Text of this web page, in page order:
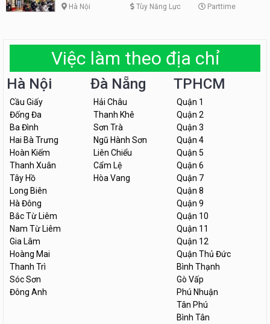
Hà Nội Tùy Năng Lực Parttime
Việc làm theo địa chỉ
Hà Nội
Cầu Giấy
Đống Đa
Ba Đình
Hai Bà Trưng
Hoàn Kiếm
Thanh Xuân
Tây Hồ
Long Biên
Hà Đông
Bắc Từ Liêm
Nam Từ Liêm
Gia Lâm
Hoàng Mai
Thanh Trì
Sóc Sơn
Đông Anh
Đà Nẵng
Hải Châu
Thanh Khê
Sơn Trà
Ngũ Hành Sơn
Liên Chiểu
Cẩm Lệ
Hòa Vang
TPHCM
Quận 1
Quận 2
Quận 3
Quận 4
Quận 5
Quận 6
Quận 7
Quận 8
Quận 9
Quận 10
Quận 11
Quận 12
Quận Thủ Đức
Bình Thạnh
Gò Vấp
Phú Nhuận
Tân Phú
Bình Tân